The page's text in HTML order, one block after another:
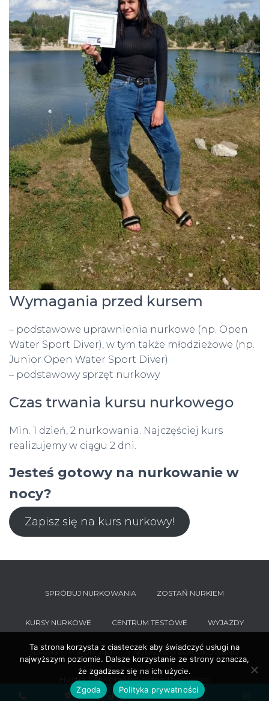
Wymagania przed kursem
– podstawowe uprawnienia nurkowe (np. Open
Water Sport Diver), w tym także młodzieżowe (np.
Junior Open Water Sport Diver)
– podstawowy sprzęt nurkowy
Czas trwania kursu nurkowego
Min. 1 dzień, 2 nurkowania. Najczęściej kurs
realizujemy w ciągu 2 dni.
Jesteś gotowy na nurkowanie w
nocy?
Zapisz się na kurs nurkowy!
SPRÓBUJ NURKOWANIA ZOSTAŃ NURKIEM
KURSY NURKOWE CENTRUM TESTOWE WYJAZDY
SERWIS KONTAKT NURKOWO O NURKOWANIU
Hestia | Stworzone przezThemeIsle
Google YouTube
Ta strona korzysta z ciasteczek aby świadczyć usługi na
najwyższym poziomie. Dalsze korzystanie ze strony oznacza,
że zgadzasz się na ich użycie.
Zgoda
Polityka prywatności